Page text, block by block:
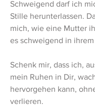
Schweigend darf ich
Stille herunterlassen.
mich, wie eine Mutter
es schweigend in
Schenk mir, dass ich,
mein Ruhen in Dir,
hervorgehen kann,
verlieren.